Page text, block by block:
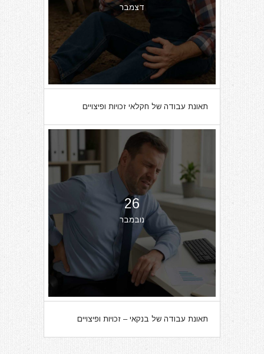
דצמבר
תאונת עבודה של חקלאי זכויות ופיצויים
26
נובמבר
תאונת עבודה של בנקאי – זכויות ופיצויים